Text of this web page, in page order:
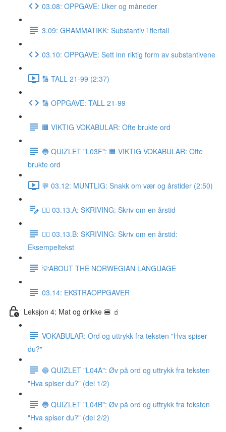
03.08: OPPGAVE: Uker og måneder
3.09: GRAMMATIKK: Substantiv i flertall
03.10: OPPGAVE: Sett inn riktig form av substantivene
🔢 TALL 21-99 (2:37)
🔢 OPPGAVE: TALL 21-99
🟧 VIKTIG VOKABULAR: Ofte brukte ord
🔵 QUIZLET "L03F": 🟧 VIKTIG VOKABULAR: Ofte
brukte ord
💬 03.12: MUNTLIG: Snakk om vær og årstider (2:50)
✍🏼 03.13.A: SKRIVING: Skriv om en årstid
✍🏼 03.13.B: SKRIVING: Skriv om en årstid:
Eksempeltekst
💡ABOUT THE NORWEGIAN LANGUAGE
03.14: EKSTRAOPPGAVER
Leksjon 4: Mat og drikke 🍔 🧃
VOKABULAR: Ord og uttrykk fra teksten "Hva spiser
du?"
🔵 QUIZLET "L04A": Øv på ord og uttrykk fra teksten
"Hva spiser du?" (del 1/2)
🔵 QUIZLET "L04B": Øv på ord og uttrykk fra teksten
"Hva spiser du?" (del 2/2)